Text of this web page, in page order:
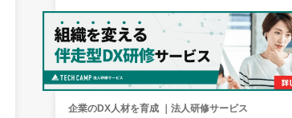
企業のDX人材を育成 ｜法人研修サービス